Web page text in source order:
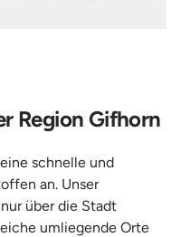
Region Gifhorn
schnelle und
an. Unser
über die Stadt
umliegende Orte